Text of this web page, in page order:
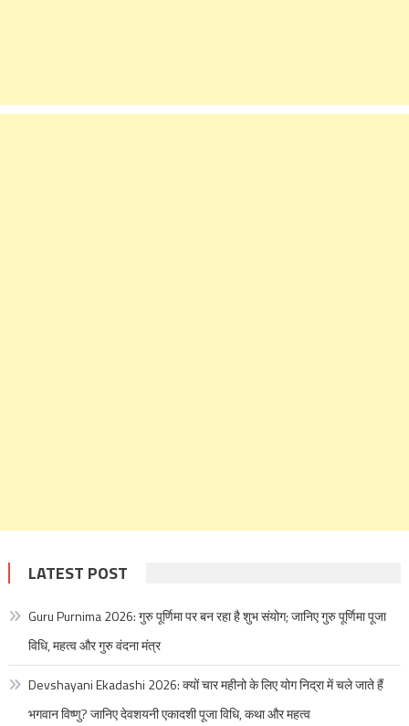
LATEST POST
Guru Purnima 2026: गुरु पूर्णिमा पर बन रहा है शुभ संयोग; जानिए गुरु पूर्णिमा पूजा
विधि, महत्व और गुरु वंदना मंत्र
Devshayani Ekadashi 2026: क्यों चार महीनो के लिए योग निद्रा में चले जाते हैं
भगवान विष्णु? जानिए देवशयनी एकादशी पूजा विधि, कथा और महत्व